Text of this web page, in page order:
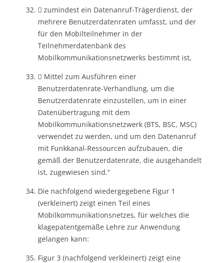
 zumindest ein Datenanruf-Trägerdienst, der
mehrere Benutzerdatenraten umfasst, und der
für den Mobilteilnehmer in der
Teilnehmerdatenbank des
Mobilkommunikationsnetzwerks bestimmt ist,
 Mittel zum Ausführen einer
Benutzerdatenrate-Verhandlung, um die
Benutzerdatenrate einzustellen, um in einer
Datenübertragung mit dem
Mobilkommunikationsnetzwerk (BTS, BSC, MSC)
verwendet zu werden, und um den Datenanruf
mit Funkkanal-Ressourcen aufzubauen, die
gemäß der Benutzerdatenrate, die ausgehandelt
ist, zugewiesen sind.“
Die nachfolgend wiedergegebene Figur 1
(verkleinert) zeigt einen Teil eines
Mobilkommunikationsnetzes, für welches die
klagepatentgemäße Lehre zur Anwendung
gelangen kann:
Figur 3 (nachfolgend verkleinert) zeigt eine